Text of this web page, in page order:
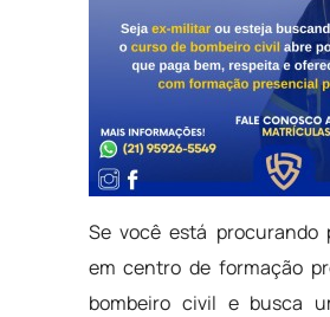
Se você está procurando
em centro de formação
bombeiro civil e busca